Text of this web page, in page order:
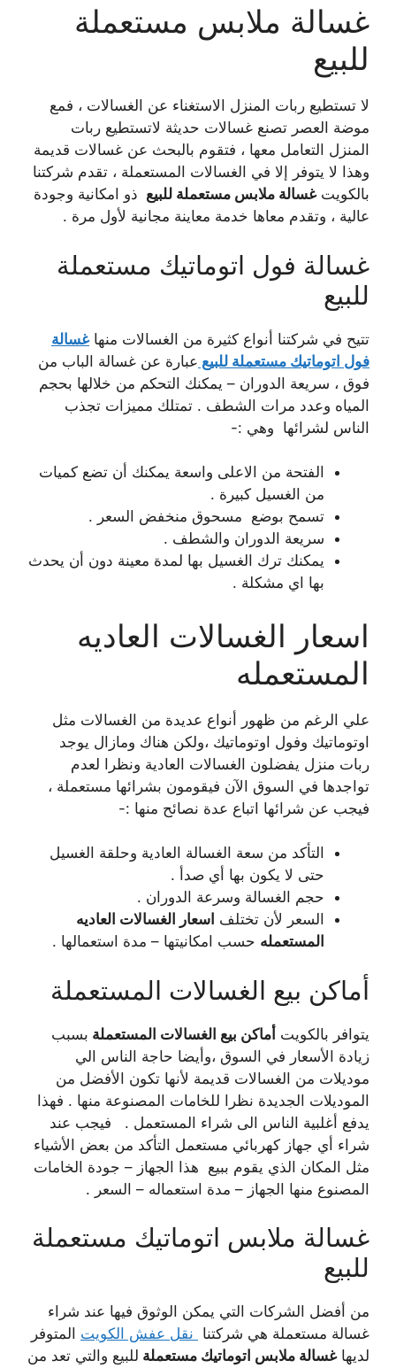
غسالة ملابس مستعملة
للبيع
لا تستطيع ربات المنزل الاستغناء عن الغسالات ، فمع
موضة العصر تصنع غسالات حديثة لاتستطيع ربات
المنزل التعامل معها ، فتقوم بالبحث عن غسالات قديمة
وهذا لا يتوفر إلا في الغسالات المستعملة ، تقدم شركتنا
بالكويتغسالة ملابس مستعملة للبيع ذو امكانية وجودة
عالية ، وتقدم معاها خدمة معاينة مجانية لأول مرة .
غسالة فول اتوماتيك مستعملة
للبيع
تتيح في شركتنا أنواع كثيرة من الغسالات منهاغسالة
فول اتوماتيك مستعملة للبيع عبارة عن غسالة الباب من
فوق ، سريعة الدوران – يمكنك التحكم من خلالها بحجم
المياه وعدد مرات الشطف . تمتلك مميزات تجذب
الناس لشرائها وهي :-
الفتحة من الاعلى واسعة يمكنك أن تضع كميات
من الغسيل كبيرة .
تسمح بوضع مسحوق منخفض السعر .
سريعة الدوران والشطف .
يمكنك ترك الغسيل بها لمدة معينة دون أن يحدث
بها اي مشكلة .
اسعار الغسالات العاديه
المستعمله
علي الرغم من ظهور أنواع عديدة من الغسالات مثل
اوتوماتيك وفول اوتوماتيك ،ولكن هناك ومازال يوجد
ربات منزل يفضلون الغسالات العادية ونظرا لعدم
تواجدها في السوق الآن فيقومون بشرائها مستعملة ،
فيجب عن شرائها اتباع عدة نصائح منها :-
التأكد من سعة الغسالة العادية وحلقة الغسيل
حتى لا يكون بها أي صدأ .
حجم الغسالة وسرعة الدوران .
السعر لأن تختلف اسعار الغسالات العاديه
المستعمله حسب امكانيتها – مدة استعمالها .
أماكن بيع الغسالات المستعملة
يتوافر بالكويت أماكن بيع الغسالات المستعملة بسبب
زيادة الأسعار في السوق ،وأيضا حاجة الناس الي
موديلات من الغسالات قديمة لأنها تكون الأفضل من
الموديلات الجديدة نظرا للخامات المصنوعة منها . فهذا
يدفع أغلبية الناس الى شراء المستعمل . فيجب عند
شراء أي جهاز كهربائي مستعمل التأكد من بعض الأشياء
مثل المكان الذي يقوم ببيع هذا الجهاز – جودة الخامات
المصنوع منها الجهاز – مدة استعماله – السعر .
غسالة ملابس اتوماتيك مستعملة
للبيع
من أفضل الشركات التي يمكن الوثوق فيها عند شراء
غسالة مستعملة هي شركتنا نقل عفش الكويت المتوفر
لديهاغسالة ملابس اتوماتيك مستعملة للبيع والتي تعد من